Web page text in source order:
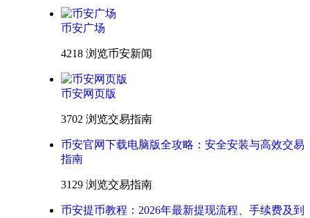
币安广场
4218 浏览币安新闻
币安网页版
3702 浏览交易指南
币安官网下载电脑版全攻略：安全安装与高效交易
指南
3129 浏览交易指南
币安提币教程：2026年最新提现流程、手续费及到